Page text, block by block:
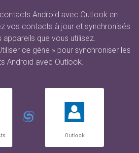
Android avec Outlook en
vos contacts à jour et synchronisés
appareils que vous utilisez.
ce gène » pour synchroniser les
Android avec Outlook.
Outlook